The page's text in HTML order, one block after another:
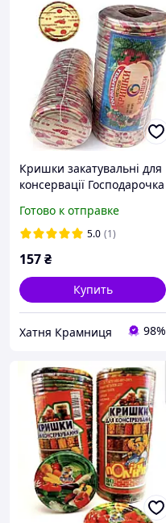
Кришки закатувальні для
консервації Господарочка
Готово к отправке
5.0 (1)
157₴
Купить
Хатня Крамниця 98%